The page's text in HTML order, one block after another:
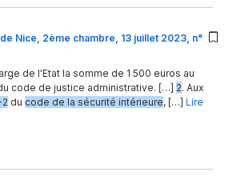
Nice, 2ème chambre, 13 juillet 2023, n°
de l'Etat la somme de 1 500 euros au
code de justice administrative. […] 2. Aux
du code de la sécurité intérieure, […] Lire